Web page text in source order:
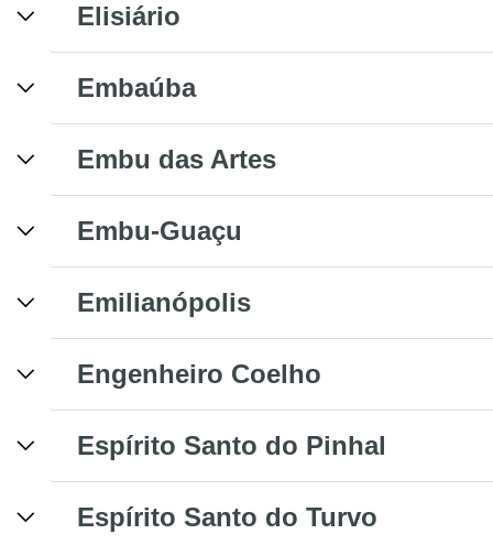
Elisiário
Embaúba
Embu das Artes
Embu-Guaçu
Emilianópolis
Engenheiro Coelho
Espírito Santo do Pinhal
Espírito Santo do Turvo